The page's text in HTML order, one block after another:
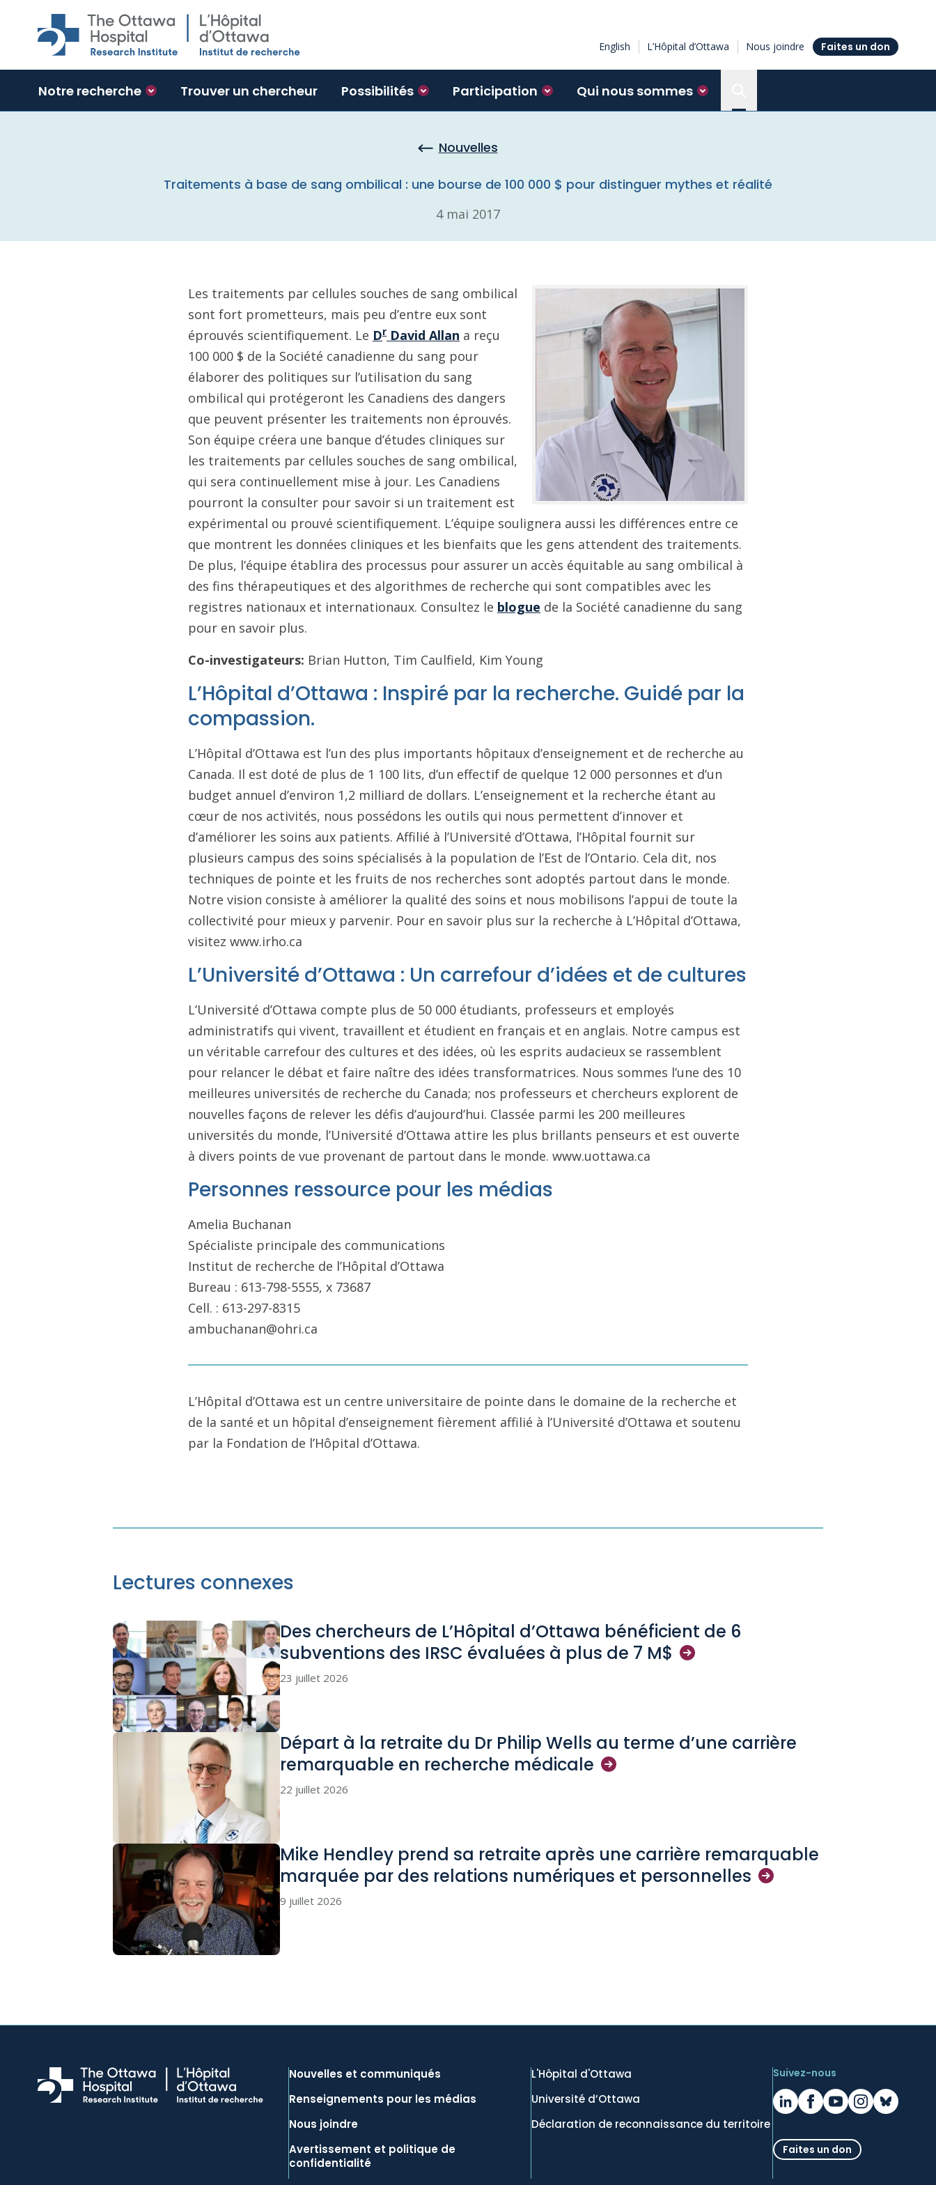
Skip to main content
English L’Hôpital d’Ottawa Nous joindre Faites un don
Notre recherche Trouver un chercheur Possibilités Participation Qui nous sommes
Nouvelles
Traitements à base de sang ombilical : une bourse de 100 000 $ pour distinguer mythes et réalité
4 mai 2017
Les traitements par cellules souches de sang ombilical
sont fort prometteurs, mais peu d’entre eux sont
éprouvés scientifiquement. Le Dr David Allan a reçu
100 000 $ de la Société canadienne du sang pour
élaborer des politiques sur l’utilisation du sang
ombilical qui protégeront les Canadiens des dangers
que peuvent présenter les traitements non éprouvés.
Son équipe créera une banque d’études cliniques sur
les traitements par cellules souches de sang ombilical,
qui sera continuellement mise à jour. Les Canadiens
pourront la consulter pour savoir si un traitement est
expérimental ou prouvé scientifiquement. L’équipe soulignera aussi les différences entre ce
que montrent les données cliniques et les bienfaits que les gens attendent des traitements.
De plus, l’équipe établira des processus pour assurer un accès équitable au sang ombilical à
des fins thérapeutiques et des algorithmes de recherche qui sont compatibles avec les
registres nationaux et internationaux. Consultez le blogue de la Société canadienne du sang
pour en savoir plus.
Co-investigateurs: Brian Hutton, Tim Caulfield, Kim Young
L’Hôpital d’Ottawa : Inspiré par la recherche. Guidé par la
compassion.
L’Hôpital d’Ottawa est l’un des plus importants hôpitaux d’enseignement et de recherche au
Canada. Il est doté de plus de 1 100 lits, d’un effectif de quelque 12 000 personnes et d’un
budget annuel d’environ 1,2 milliard de dollars. L’enseignement et la recherche étant au
cœur de nos activités, nous possédons les outils qui nous permettent d’innover et
d’améliorer les soins aux patients. Affilié à l’Université d’Ottawa, l’Hôpital fournit sur
plusieurs campus des soins spécialisés à la population de l’Est de l’Ontario. Cela dit, nos
techniques de pointe et les fruits de nos recherches sont adoptés partout dans le monde.
Notre vision consiste à améliorer la qualité des soins et nous mobilisons l’appui de toute la
collectivité pour mieux y parvenir. Pour en savoir plus sur la recherche à L’Hôpital d’Ottawa,
visitez www.irho.ca
L’Université d’Ottawa : Un carrefour d’idées et de cultures
L’Université d’Ottawa compte plus de 50 000 étudiants, professeurs et employés
administratifs qui vivent, travaillent et étudient en français et en anglais. Notre campus est
un véritable carrefour des cultures et des idées, où les esprits audacieux se rassemblent
pour relancer le débat et faire naître des idées transformatrices. Nous sommes l’une des 10
meilleures universités de recherche du Canada; nos professeurs et chercheurs explorent de
nouvelles façons de relever les défis d’aujourd’hui. Classée parmi les 200 meilleures
universités du monde, l’Université d’Ottawa attire les plus brillants penseurs et est ouverte
à divers points de vue provenant de partout dans le monde. www.uottawa.ca
Personnes ressource pour les médias
Amelia Buchanan
Spécialiste principale des communications
Institut de recherche de l’Hôpital d’Ottawa
Bureau : 613-798-5555, x 73687
Cell. : 613-297-8315
ambuchanan@ohri.ca
L’Hôpital d’Ottawa est un centre universitaire de pointe dans le domaine de la recherche et
de la santé et un hôpital d’enseignement fièrement affilié à l’Université d’Ottawa et soutenu
par la Fondation de l’Hôpital d’Ottawa.
Lectures connexes
Des chercheurs de L’Hôpital d’Ottawa bénéficient de 6
subventions des IRSC évaluées à plus de 7 M$
23 juillet 2026
Départ à la retraite du Dr Philip Wells au terme d’une carrière
remarquable en recherche médicale
22 juillet 2026
Mike Hendley prend sa retraite après une carrière remarquable
marquée par des relations numériques et personnelles
9 juillet 2026
Nouvelles et communiqués
Renseignements pour les médias
Nous joindre
Avertissement et politique de
confidentialité
L'Hôpital d'Ottawa
Université d’Ottawa
Déclaration de reconnaissance du territoire
Suivez-nous
Faites un don